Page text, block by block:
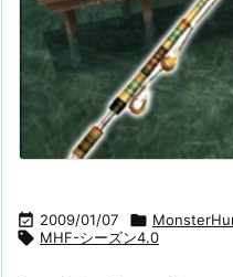
 2009/01/07 
 MHF-シーズン4.0